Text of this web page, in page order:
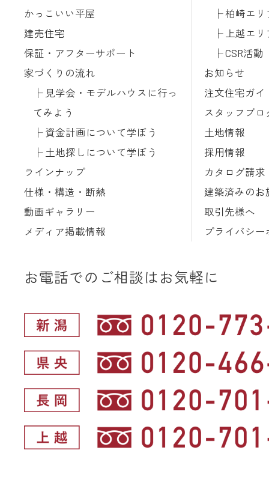
かっこいい平屋
建売住宅
保証・アフターサポート
家づくりの流れ
見学会・モデルハウスに行っ
てみよう
資金計画について学ぼう
土地探しについて学ぼう
ラインナップ
仕様・構造・断熱
動画ギャラリー
メディア掲載情報
柏崎エリ
上越エリ
CSR活動
お知らせ
注文住宅ガイ
スタッフブロ
土地情報
採用情報
カタログ請求
建築済みのお
取引先様へ
プライバシー
お電話でのご相談はお気軽に